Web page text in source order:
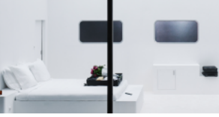
Annuaire Théâtre - Musée